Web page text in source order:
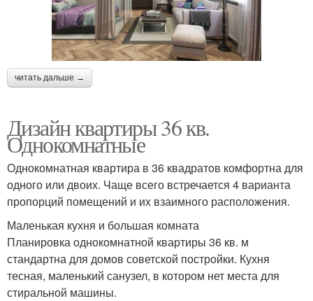
читать дальше →
Дизайн квартиры 36 кв.
Однокомнатные
Однокомнатная квартира в 36 квадратов комфортна для
одного или двоих. Чаще всего встречается 4 варианта
пропорций помещений и их взаимного расположения.
Маленькая кухня и большая комната
Планировка однокомнатной квартиры 36 кв. м
стандартна для домов советской постройки. Кухня
тесная, маленький санузел, в котором нет места для
стиральной машины.